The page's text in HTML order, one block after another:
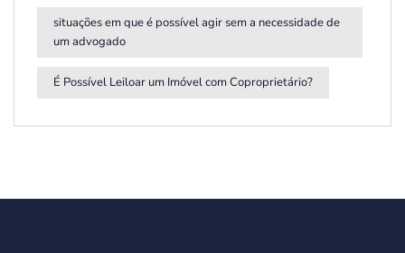
situações em que é possível agir sem a necessidade de
um advogado
É Possível Leiloar um Imóvel com Coproprietário?